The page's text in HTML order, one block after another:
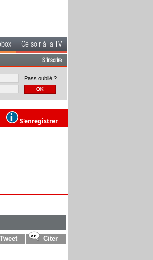
Ce soir à la TV
S'inscrire
Pass oublié ?
S'enregistrer